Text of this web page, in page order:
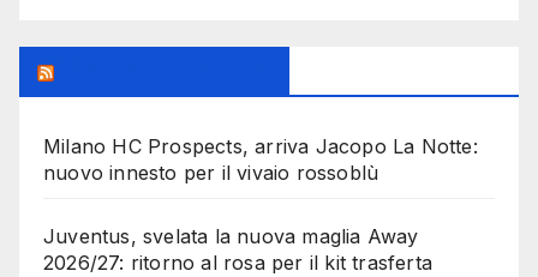
Milano HC Prospects, arriva Jacopo La Notte:
nuovo innesto per il vivaio rossoblù
Juventus, svelata la nuova maglia Away
2026/27: ritorno al rosa per il kit trasferta